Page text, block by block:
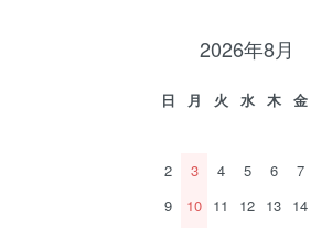
2026年8月
日 月 火 水 木 金
2
3 4 5 6 7
9
10 11 12 13 14